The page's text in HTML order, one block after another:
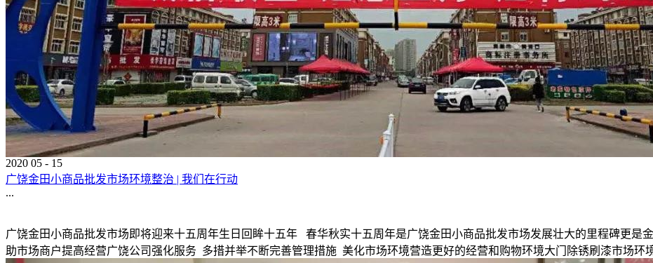
2020 05 - 15
广饶金田小商品批发市场环境整治 | 我们在行动
...
广饶金田小商品批发市场即将迎来十五周年生日回眸十五年 春华秋实十五周年是广饶金田小商品批发市场发展壮大的里程碑更是
助市场商户提高经营广饶公司强化服务 多措并举不断完善管理措施 美化市场环境营造更好的经营和购物环境大门除锈刷漆市场环